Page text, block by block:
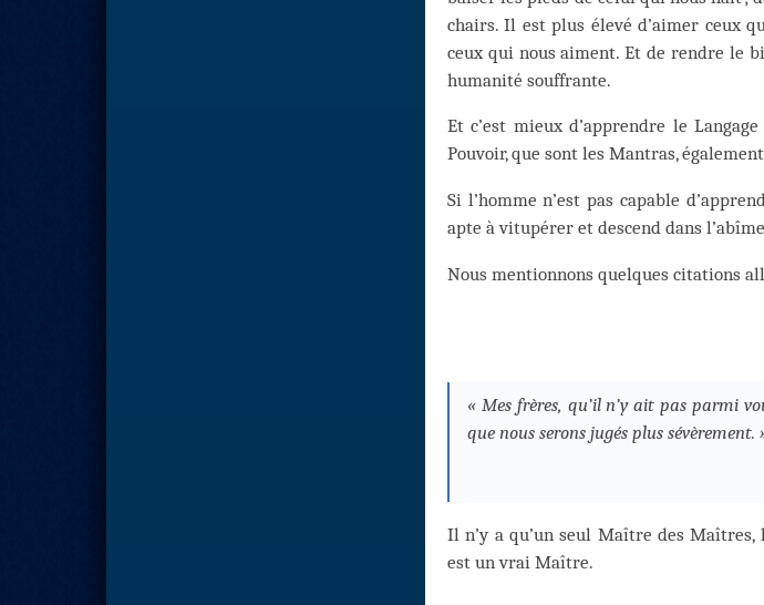
chairs. Il est plus élevé d’aimer ceux
ceux qui nous aiment. Et de rendre le
humanité souffrante.
Et c’est mieux d’apprendre le
Pouvoir, que sont les Mantras,
Si l’homme n’est pas capable
apte à vitupérer et descend dans
Nous mentionnons quelques citations
« Mes frères, qu’il n’y ait pas parmi
que nous serons jugés plus sévèrement.
Il n’y a qu’un seul Maître des
est un vrai Maître.